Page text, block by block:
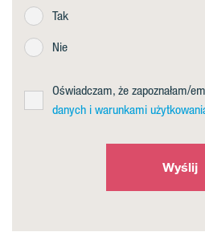
Tak
Nie
Oświadczam, że zapoznałam/
danych i warunkami
Wyślij